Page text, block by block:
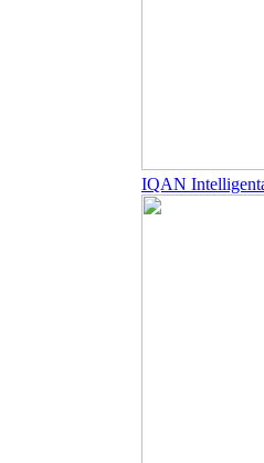
IQAN